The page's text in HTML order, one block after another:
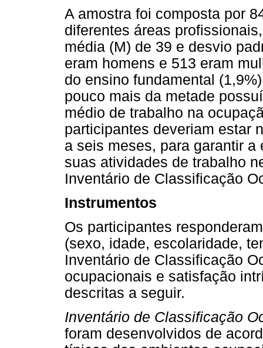
A amostra foi composta por
diferentes áreas
média (M) de 39 e desvio
eram homens e 513 eram
do ensino fundamental
pouco mais da metade
médio de trabalho na
participantes deveriam estar
a seis meses, para garantir
suas atividades de trabalho
Inventário de Classificação
Instrumentos
Os participantes
(sexo, idade, escolaridade,
Inventário de Classificação
ocupacionais e satisfação
descritas a seguir.
Inventário de Classificação
foram desenvolvidos de